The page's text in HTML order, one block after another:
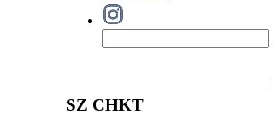
SZ CHKT